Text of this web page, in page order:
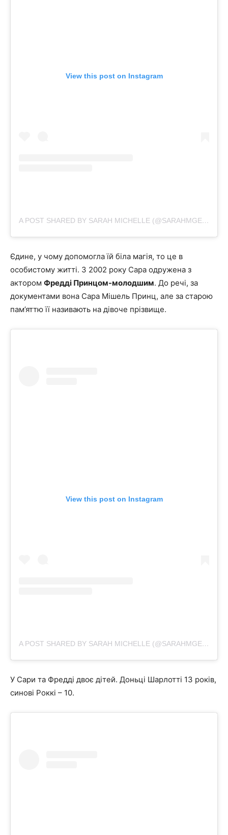
View this post on Instagram
A POST SHARED BY SARAH MICHELLE (@SARAHMGELLAR)
Єдине, у чому допомогла їй біла магія, то це в
особистому житті. З 2002 року Сара одружена з
актором Фредді Принцом-молодшим. До речі, за
документами вона Сара Мішель Принц, але за старою
пам’яттю її називають на дівоче прізвище.
View this post on Instagram
A POST SHARED BY SARAH MICHELLE (@SARAHMGELLAR)
У Сари та Фредді двоє дітей. Доньці Шарлотті 13 років,
синові Роккі – 10.